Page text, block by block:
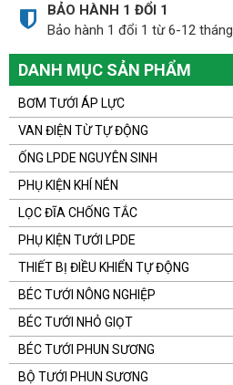
BẢO HÀNH 1 ĐỔI 1
Bảo hành 1 đổi 1 từ 6-12 tháng
DANH MỤC SẢN PHẨM
BƠM TƯỚI ÁP LỰC
VAN ĐIỆN TỪ TỰ ĐỘNG
ỐNG LPDE NGUYÊN SINH
PHỤ KIỆN KHÍ NÉN
LỌC ĐĨA CHỐNG TẮC
PHỤ KIỆN TƯỚI LPDE
THIẾT BỊ ĐIỀU KHIỂN TỰ ĐỘNG
BÉC TƯỚI NÔNG NGHIỆP
BÉC TƯỚI NHỎ GIỌT
BÉC TƯỚI PHUN SƯƠNG
BỘ TƯỚI PHUN SƯƠNG